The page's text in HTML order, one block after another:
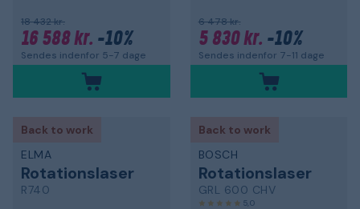
18 432 kr.
16 588 kr. -10%
Sendes indenfor 5-7 dage
6 478 kr.
5 830 kr. -10%
Sendes indenfor 7-11 dage
Back to work
ELMA
Rotationslaser
R740
Back to work
BOSCH
Rotationslaser
GRL 600 CHV
5,0